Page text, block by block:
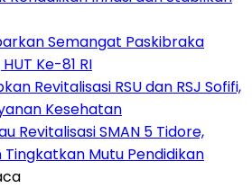
Semangat Paskibraka
Ke-81 RI
Revitalisasi RSU dan RSJ Sofifi,
Kesehatan
Revitalisasi SMAN 5 Tidore,
Mutu Pendidikan